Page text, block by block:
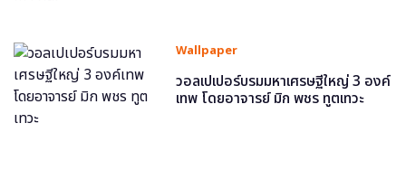
Wallpaper
วอลเปเปอร์บรมมหาเศรษฐีใหญ่ 3 องค์
เทพ โดยอาจารย์ มิก พชร ทูตเทวะ